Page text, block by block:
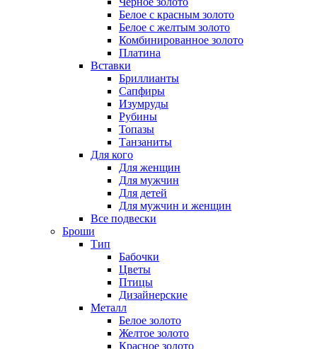
Белое с красным золото
Белое с желтым золото
Комбинированное золото
Платина
Вставки
Бриллианты
Сапфиры
Изумруды
Рубины
Топазы
Танзаниты
Для кого
Для женщин
Для мужчин
Для детей
Для мужчин и женщин
Все подвески
Броши
Тип
Бабочки
Цветы
Птицы
Дизайнерские
Металл
Белое золото
Желтое золото
Красное золото